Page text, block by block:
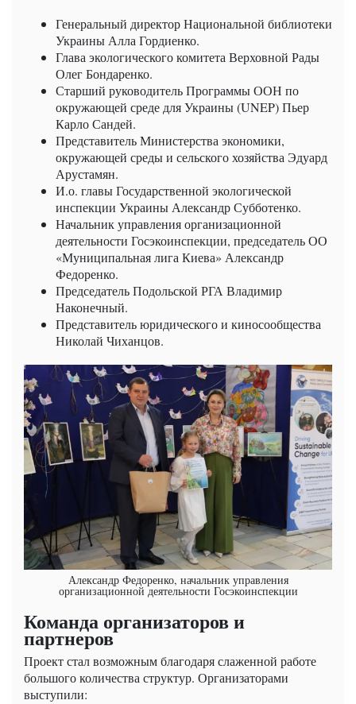
Генеральный директор Национальной библиотеки
Украины Алла Гордиенко.
Глава экологического комитета Верховной Рады
Олег Бондаренко.
Старший руководитель Программы ООН по
окружающей среде для Украины (UNEP) Пьер
Карло Сандей.
Представитель Министерства экономики,
окружающей среды и сельского хозяйства Эдуард
Арустамян.
И.о. главы Государственной экологической
инспекции Украины Александр Субботенко.
Начальник управления организационной
деятельности Госэкоинспекции, председатель ОО
«Муниципальная лига Киева» Александр
Федоренко.
Председатель Подольской РГА Владимир
Наконечный.
Представитель юридического и киносообщества
Николай Чиханцов.
Александр Федоренко, начальник управления
организационной деятельности Госэкоинспекции
Команда организаторов и
партнеров
Проект стал возможным благодаря слаженной работе
большого количества структур. Организаторами
выступили: